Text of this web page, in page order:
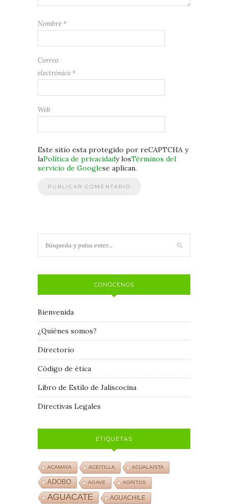
Nombre *
Correo
electrónico *
Web
Este sitio esta protegido por reCAPTCHA y
laPolítica de privacidady losTérminos del
servicio de Googlese aplican.
CONÓCENOS
Bienvenida
¿Quiénes somos?
Directorio
Código de ética
Libro de Estilo de Jaliscocina
Directivas Legales
ETIQUETAS
ACAMAYA ACEITILLA ACUALAISTA
ADOBO AGAVE AGRITOS
AGUACATE AGUACHILE